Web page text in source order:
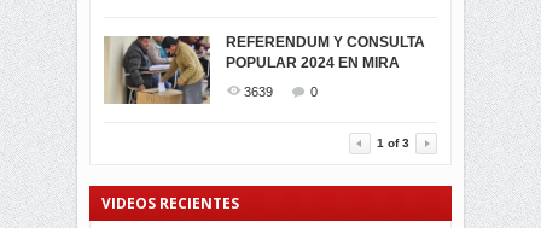
REFERENDUM Y CONSULTA
POPULAR 2024 EN MIRA
3639 0
TRIUNFO DE...
MIRA.EC FUE
GALARDONADA
1 of3
VIDEOS RECIENTES